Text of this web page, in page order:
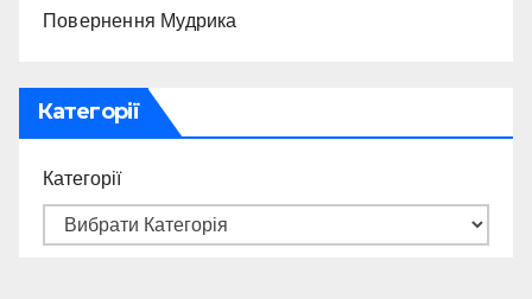
Повернення Мудрика
Категорії
Категорії